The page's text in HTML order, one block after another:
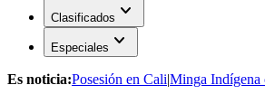
Clasificados expand_more
Especiales expand_more
Es noticia:Posesión en Cali|Minga Indígena